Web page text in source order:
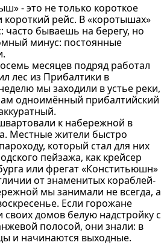
- это не только короткое
рейс. В «коротышах»
бываешь на берегу, но
минус: постоянные
месяцев подряд работал
лес из Прибалтики в
мы заходили в устье реки,
одноимённый прибалтийский
к набережной в
Местные жители быстро
который стал для них
пейзажа, как крейсер
или фрегат «Конститьюшн»
от знаменитых кораблей-
мы занимали не всегда, а
Если горожане
домов белую надстройку с
полосой, они знали: в
и начинаются выходные.